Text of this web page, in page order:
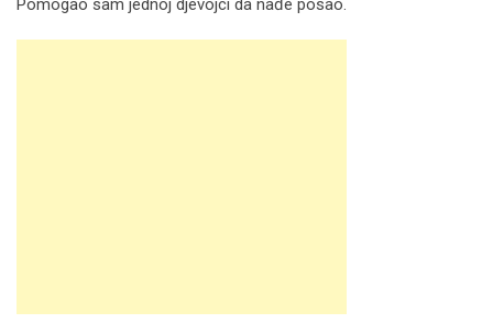
Pomogao sam jednoj djevojci da nađe posao.